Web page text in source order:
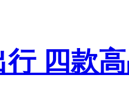
四款